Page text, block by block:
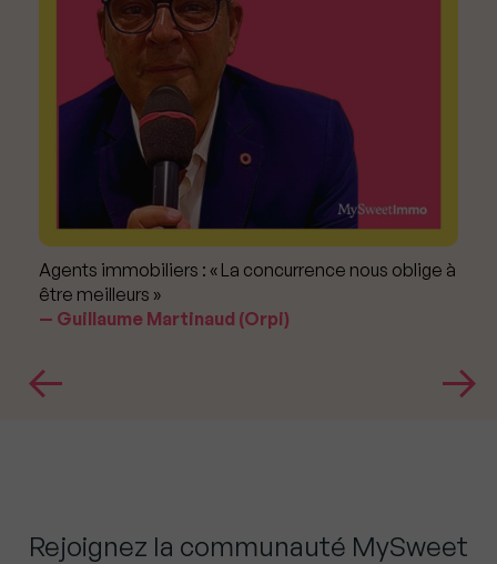
Agents immobiliers : « La concurrence nous oblige à
être meilleurs »
Guillaume Martinaud (Orpi)
Rejoignez la communauté MySweet